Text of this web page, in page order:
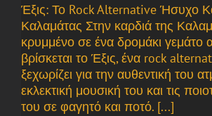
Έξις: Το Rock Alternative Ήσυχο
Καλαμάτας Στην καρδιά της
κρυμμένο σε ένα δρομάκι γεμάτο
βρίσκεται το Έξις, ένα rock
ξεχωρίζει για την αυθεντική του
εκλεκτική μουσική του και τις
του σε φαγητό και ποτό. [...]